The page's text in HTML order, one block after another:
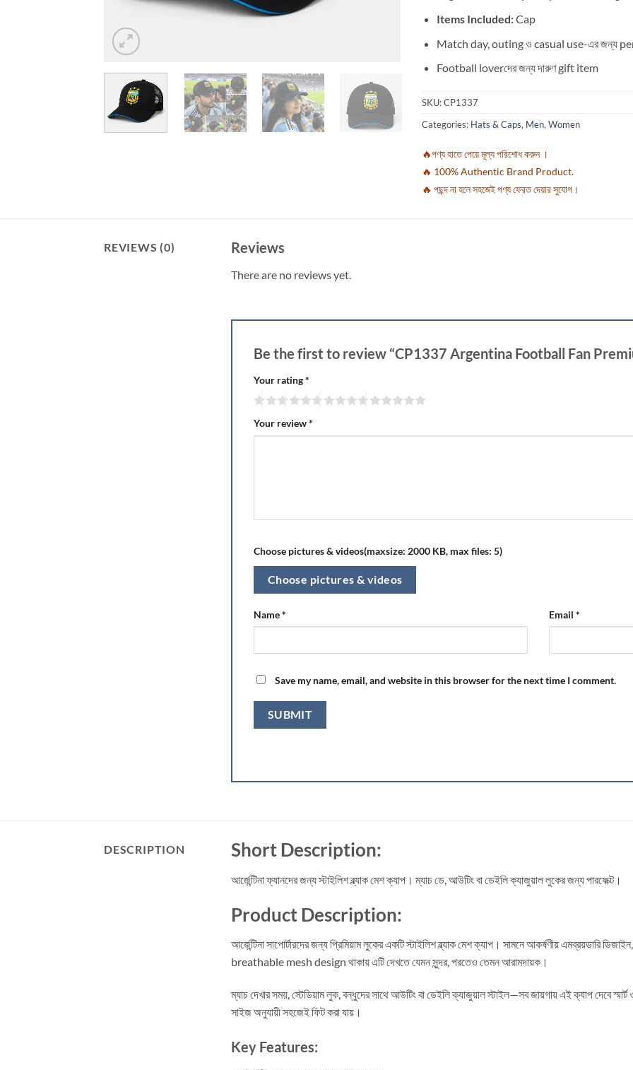
Items Included:Cap
Match day, outing ও casual use-এর জন্য
Football loverদের জন্য দারুণ gift item
SKU:CP1337
Categories: Hats & Caps, Men, Women
🔥পণ্য হাতে পেয়ে মূল্য পরিশোধ করুন ।
🔥 100% Authentic Brand Product.
🔥 পছন্দ না হলে সহজেই পণ্য ফেরত দেয়ার সুযোগ।
REVIEWS (0) Reviews
There are no reviews yet.
Be the first to review “CP1337 Argentina Football Fan
Your rating*
Your review*
Choose pictures & videos(maxsize: 2000 KB, max files: 5)
Choose pictures & videos
Name* Email *
Save my name, email, and website in this browser for the next time I comment.
DESCRIPTION Short Description:
আর্জেন্টিনা ফ্যানদের জন্য স্টাইলিশ ব্ল্যাক মেশ ক্যাপ। ম্যাচ ডে, আউটিং বা ডেইলি ক্যাজুয়াল লুকের জন্য পারফেক্ট।
Product Description:
আর্জেন্টিনা সাপোর্টারদের জন্য প্রিমিয়াম লুকের একটি স্টাইলিশ ব্ল্যাক মেশ ক্যাপ। সামনে আকর্ষণীয় এমব্রয়ডারি
breathable mesh design থাকায় এটি দেখতে যেমন সুন্দর, পরতেও তেমন আরামদায়ক।
ম্যাচ দেখার সময়, স্টেডিয়াম লুক, বন্ধুদের সাথে আউটিং বা ডেইলি ক্যাজুয়াল স্টাইল—সব জায়গায় এই ক্যাপ দেবে
সাইজ অনুযায়ী সহজেই ফিট করা যায়।
Key Features: